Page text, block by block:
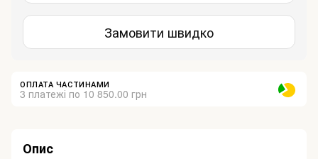
Замовити швидко
ОПЛАТА ЧАСТИНАМИ
3 платежі по 10 850.00 грн
Опис